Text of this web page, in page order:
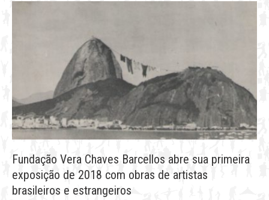
Fundação Vera Chaves Barcellos abre sua primeira
exposição de 2018 com obras de artistas
brasileiros e estrangeiros